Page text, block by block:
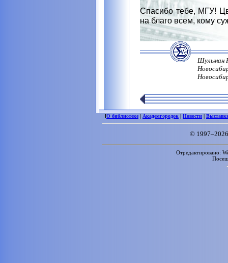
Спасибо тебе, МГУ!
на благо всем, кому
Шульман
[О библиотеке | Академгородок | Новости |
©
Отредактировано: